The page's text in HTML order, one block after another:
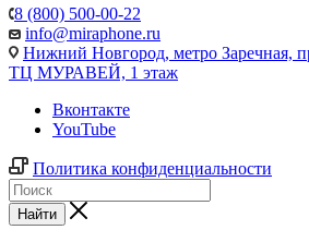
8 (800) 500-00-22
info@miraphone.ru
Нижний Новгород, метро Заречная,
ТЦ МУРАВЕЙ, 1 этаж
Вконтакте
YouTube
Политика конфиденциальности
Найти